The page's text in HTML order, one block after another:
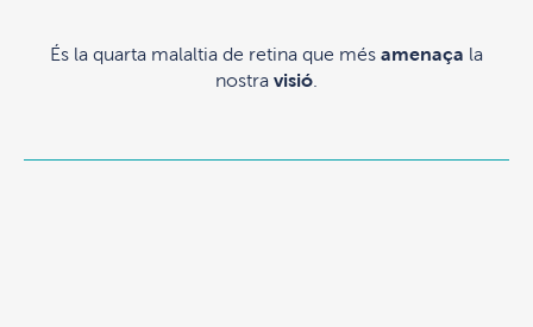
És la quarta malaltia de retina que més amenaça la
nostra visió